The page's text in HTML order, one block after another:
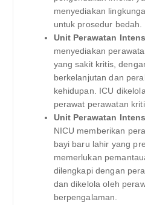
menyediakan
untuk prosedur bedah.
Unit Perawatan
menyediakan
yang sakit kritis,
berkelanjutan dan
kehidupan. ICU
perawat perawatan
Unit Perawatan
NICU memberikan
bayi baru lahir yang
memerlukan
dilengkapi dengan
dan dikelola oleh
berpengalaman.